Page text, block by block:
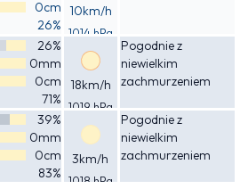
0cm
26%
10km/h
1014 hPa
26%
0mm
0cm
71%
18km/h
1019 hPa
Pogodnie z
niewielkim
zachmurzeniem
39%
0mm
0cm
83%
3km/h
1018 hPa
Pogodnie z
niewielkim
zachmurzeniem